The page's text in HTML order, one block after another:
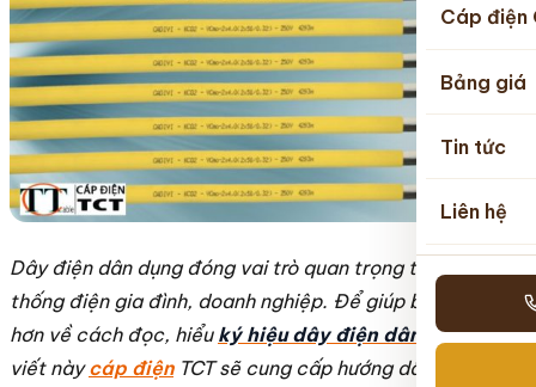
Cáp điện
Bảng giá
Tin tức
Liên hệ
Dây điện dân dụng đóng vai trò quan trọng trong hệ
thống điện gia đình, doanh nghiệp. Để giúp bạn hiểu rõ
hơn về cách đọc, hiểu ký hiệu dây điện dân dụng, bài
viết nàycáp điệnTCT sẽ cung cấp hướng dẫn chi tiết